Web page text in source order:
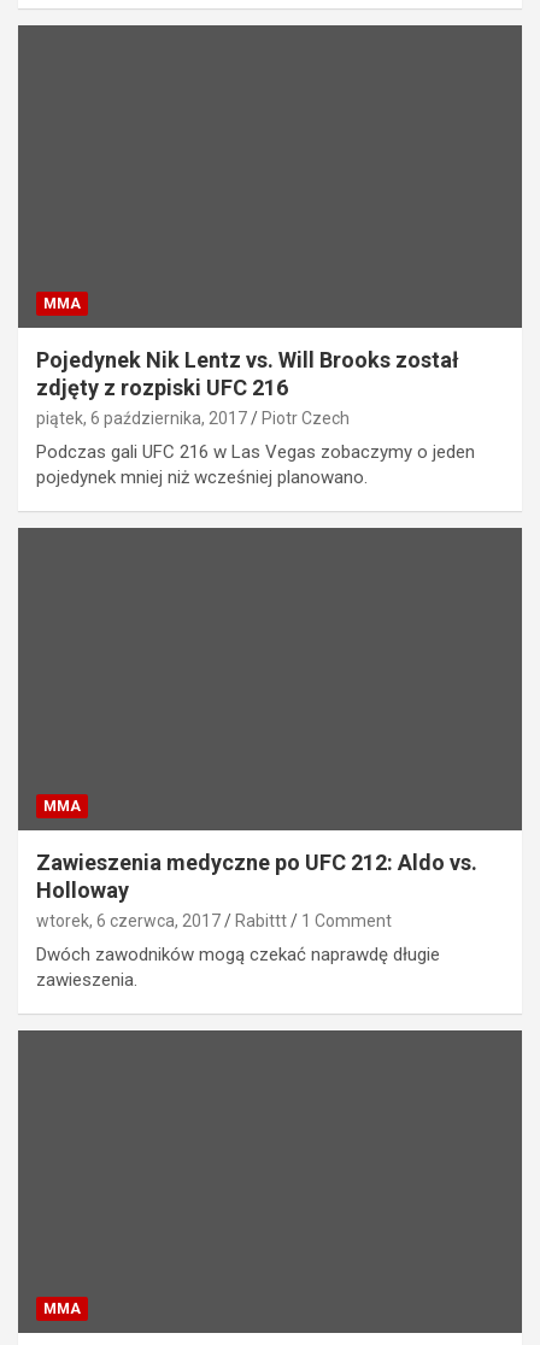
MMA
Pojedynek Nik Lentz vs. Will Brooks został
zdjęty z rozpiski UFC 216
piątek, 6 października, 2017 Piotr Czech
Podczas gali UFC 216 w Las Vegas zobaczymy o jeden
pojedynek mniej niż wcześniej planowano.
MMA
Zawieszenia medyczne po UFC 212: Aldo vs.
Holloway
wtorek, 6 czerwca, 2017 Rabittt 1 Comment
Dwóch zawodników mogą czekać naprawdę długie
zawieszenia.
MMA